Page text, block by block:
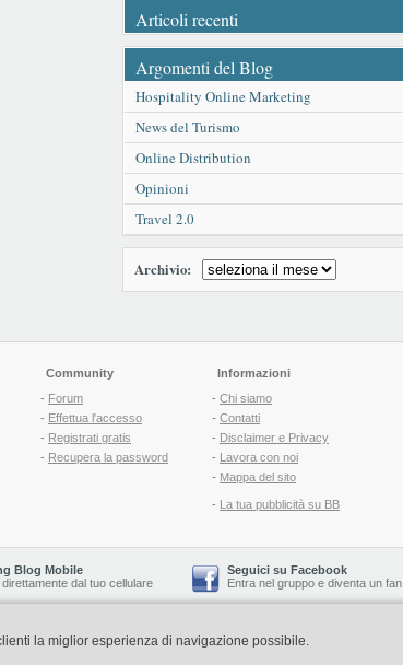
Articoli recenti
Argomenti del Blog
Hospitality Online Marketing
News del Turismo
Online Distribution
Opinioni
Travel 2.0
Archivio:
Community
- Forum
- Effettua l'accesso
- Registrati gratis
- Recupera la password
Informazioni
- Chi siamo
- Contatti
- Disclaimer e Privacy
- Lavora con noi
- Mappa del sito
- La tua pubblicità su BB
Blog Mobile
direttamente dal tuo cellulare
Seguici su Facebook
Entra nel gruppo e diventa un fan
Unico -www.qnt.it-Booking Blog™ -Il blog del Web Marketing Turistico
la miglior esperienza di navigazione possibile.